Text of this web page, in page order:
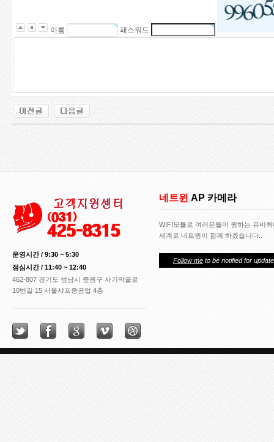
이름 패스워드
운영시간 / 9:30 ~ 5:30
점심시간 / 11:40 ~ 12:40
462-807 경기도 성남시 중원구 사기막골로
10번길 15 서울샤프중공업 4층
네트윈 AP 카메라
WIFI모듈로 여러분들이 원하는 유비
세계로 네트윈이 함께 하겠습니다..
Follow me to be notified for